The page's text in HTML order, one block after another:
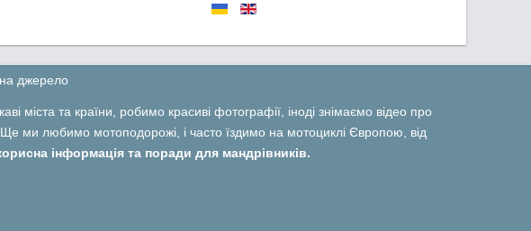
джерело
міста та країни, робимо красиві фотографії, іноді знімаємо відео про
ми любимо мотоподорожі, і часто їздимо на мотоциклі Європою, від
інформація та поради для мандрівників.